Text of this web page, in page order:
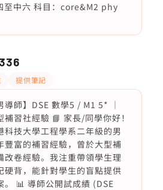
至中六 科目：core&M2 phy
提供筆記
導師】DSE 數學5 / M1 5* ｜
補習社經驗 📘 家長/同學你好！
科技大學工程學系二年級的男
豐富的補習經驗，曾於大型補
改卷經驗。我注重帶領學生理
硬背，能針對學生的盲點提供
。 📊 導師公開試成績 (DSE